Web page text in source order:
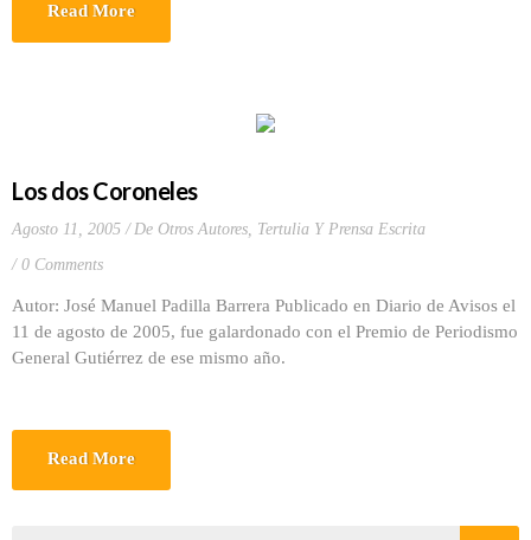
Read More
Los dos Coroneles
Agosto 11, 2005 De Otros Autores, Tertulia Y Prensa Escrita
0 Comments
Autor: José Manuel Padilla Barrera Publicado en Diario de Avisos el
11 de agosto de 2005, fue galardonado con el Premio de Periodismo
General Gutiérrez de ese mismo año.
Read More